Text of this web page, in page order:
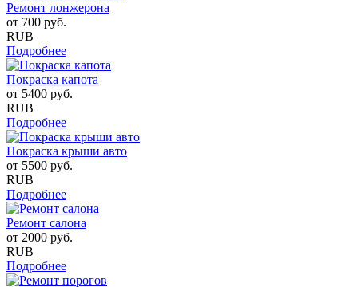
Ремонт лонжерона
от 700 руб.
RUB
Подробнее
Покраска капота
от 5400 руб.
RUB
Подробнее
Покраска крыши авто
от 5500 руб.
RUB
Подробнее
Ремонт салона
от 2000 руб.
RUB
Подробнее